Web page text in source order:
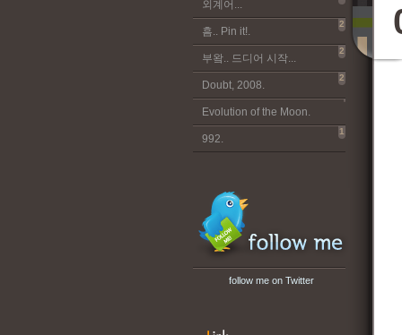
외계어...
흠.. Pin it!.
2
부왘.. 드디어 시작...
2
Doubt, 2008.
2
Evolution of the Moon.
992.
1
follow me on Twitter